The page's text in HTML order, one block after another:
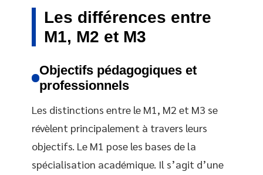
Les différences entre
M1, M2 et M3
Objectifs pédagogiques et
professionnels
Les distinctions entre le M1, M2 et M3 se
révèlent principalement à travers leurs
objectifs. Le M1 pose les bases de la
spécialisation académique. Il s’agit d’une